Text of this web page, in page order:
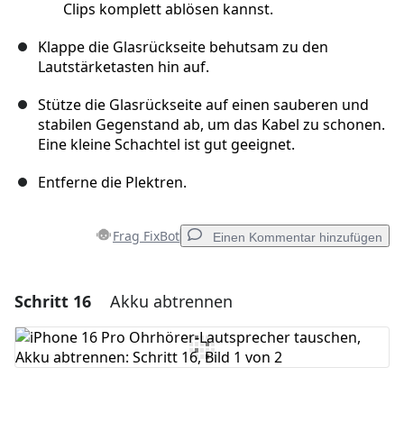
Clips komplett ablösen kannst.
Klappe die Glasrückseite behutsam zu den
Lautstärketasten hin auf.
Stütze die Glasrückseite auf einen sauberen und
stabilen Gegenstand ab, um das Kabel zu schonen.
Eine kleine Schachtel ist gut geeignet.
Entferne die Plektren.
Frag FixBot Einen Kommentar hinzufügen
Einen Kommentar hinzufügen
Kommentar hinzufügen
Schritt 16 Akku abtrennen